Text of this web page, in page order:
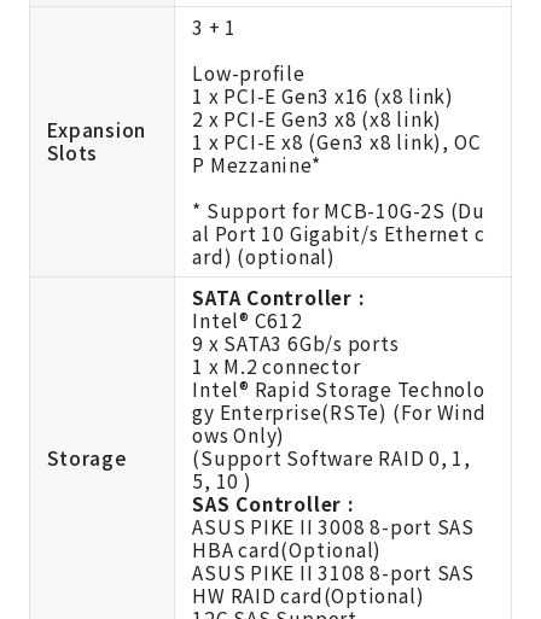
Expansion
Slots
3 + 1
Low-profile
1 x PCI-E Gen3 x16 (x8 link)
2 x PCI-E Gen3 x8 (x8 link)
1 x PCI-E x8 (Gen3 x8 link), OC
P Mezzanine*
* Support for MCB-10G-2S (Du
al Port 10 Gigabit/s Ethernet c
ard) (optional)
Storage
SATA Controller :
Intel® C612
9 x SATA3 6Gb/s ports
1 x M.2 connector
Intel® Rapid Storage Technolo
gy Enterprise(RSTe) (For Wind
ows Only)
(Support Software RAID 0, 1,
5, 10 )
SAS Controller :
ASUS PIKE II 3008 8-port SAS
HBA card(Optional)
ASUS PIKE II 3108 8-port SAS
HW RAID card(Optional)